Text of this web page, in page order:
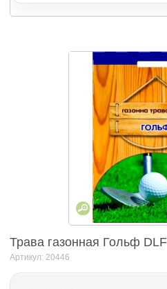
Трава газонная Гольф
Артикул: 20446